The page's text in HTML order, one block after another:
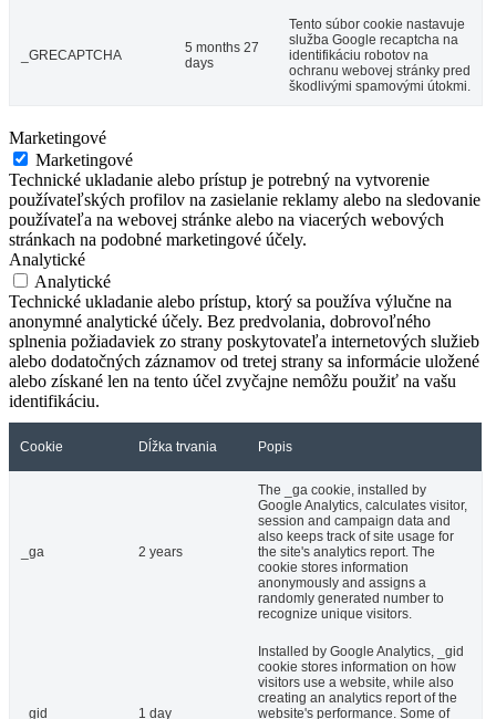
_GRECAPTCHA
5 months 27
days
Tento súbor cookie nastavuje
služba Google recaptcha na
identifikáciu robotov na
ochranu webovej stránky pred
škodlivými spamovými útokmi.
Marketingové
Marketingové
Technické ukladanie alebo prístup je potrebný na vytvorenie
používateľských profilov na zasielanie reklamy alebo na sledovanie
používateľa na webovej stránke alebo na viacerých webových
stránkach na podobné marketingové účely.
Analytické
Analytické
Technické ukladanie alebo prístup, ktorý sa používa výlučne na
anonymné analytické účely. Bez predvolania, dobrovoľného
splnenia požiadaviek zo strany poskytovateľa internetových služieb
alebo dodatočných záznamov od tretej strany sa informácie uložené
alebo získané len na tento účel zvyčajne nemôžu použiť na vašu
identifikáciu.
Cookie Dĺžka trvania Popis
_ga 2 years
The _ga cookie, installed by
Google Analytics, calculates visitor,
session and campaign data and
also keeps track of site usage for
the site's analytics report. The
cookie stores information
anonymously and assigns a
randomly generated number to
recognize unique visitors.
_gid 1 day
Installed by Google Analytics, _gid
cookie stores information on how
visitors use a website, while also
creating an analytics report of the
website's performance. Some of